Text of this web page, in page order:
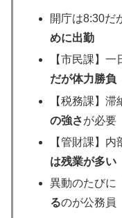
開庁は8:30だ
めに出勤
【市民課】一
だが体力勝負
【税務課】滞
の強さが必要
【管財課】
は残業が多い
異動のたびに
るのが公務員